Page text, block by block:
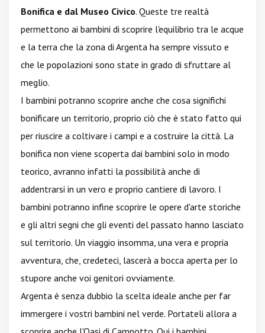
Bonifica e dal Museo Civico. Queste tre realtà
permettono ai bambini di scoprire l'equilibrio tra le acque
e la terra che la zona di Argenta ha sempre vissuto e
che le popolazioni sono state in grado di sfruttare al
meglio.
I bambini potranno scoprire anche che cosa significhi
bonificare un territorio, proprio ciò che è stato fatto qui
per riuscire a coltivare i campi e a costruire la città. La
bonifica non viene scoperta dai bambini solo in modo
teorico, avranno infatti la possibilità anche di
addentrarsi in un vero e proprio cantiere di lavoro. I
bambini potranno infine scoprire le opere d'arte storiche
e gli altri segni che gli eventi del passato hanno lasciato
sul territorio. Un viaggio insomma, una vera e propria
avventura, che, credeteci, lascerà a bocca aperta per lo
stupore anche voi genitori ovviamente.
Argenta è senza dubbio la scelta ideale anche per far
immergere i vostri bambini nel verde. Portateli allora a